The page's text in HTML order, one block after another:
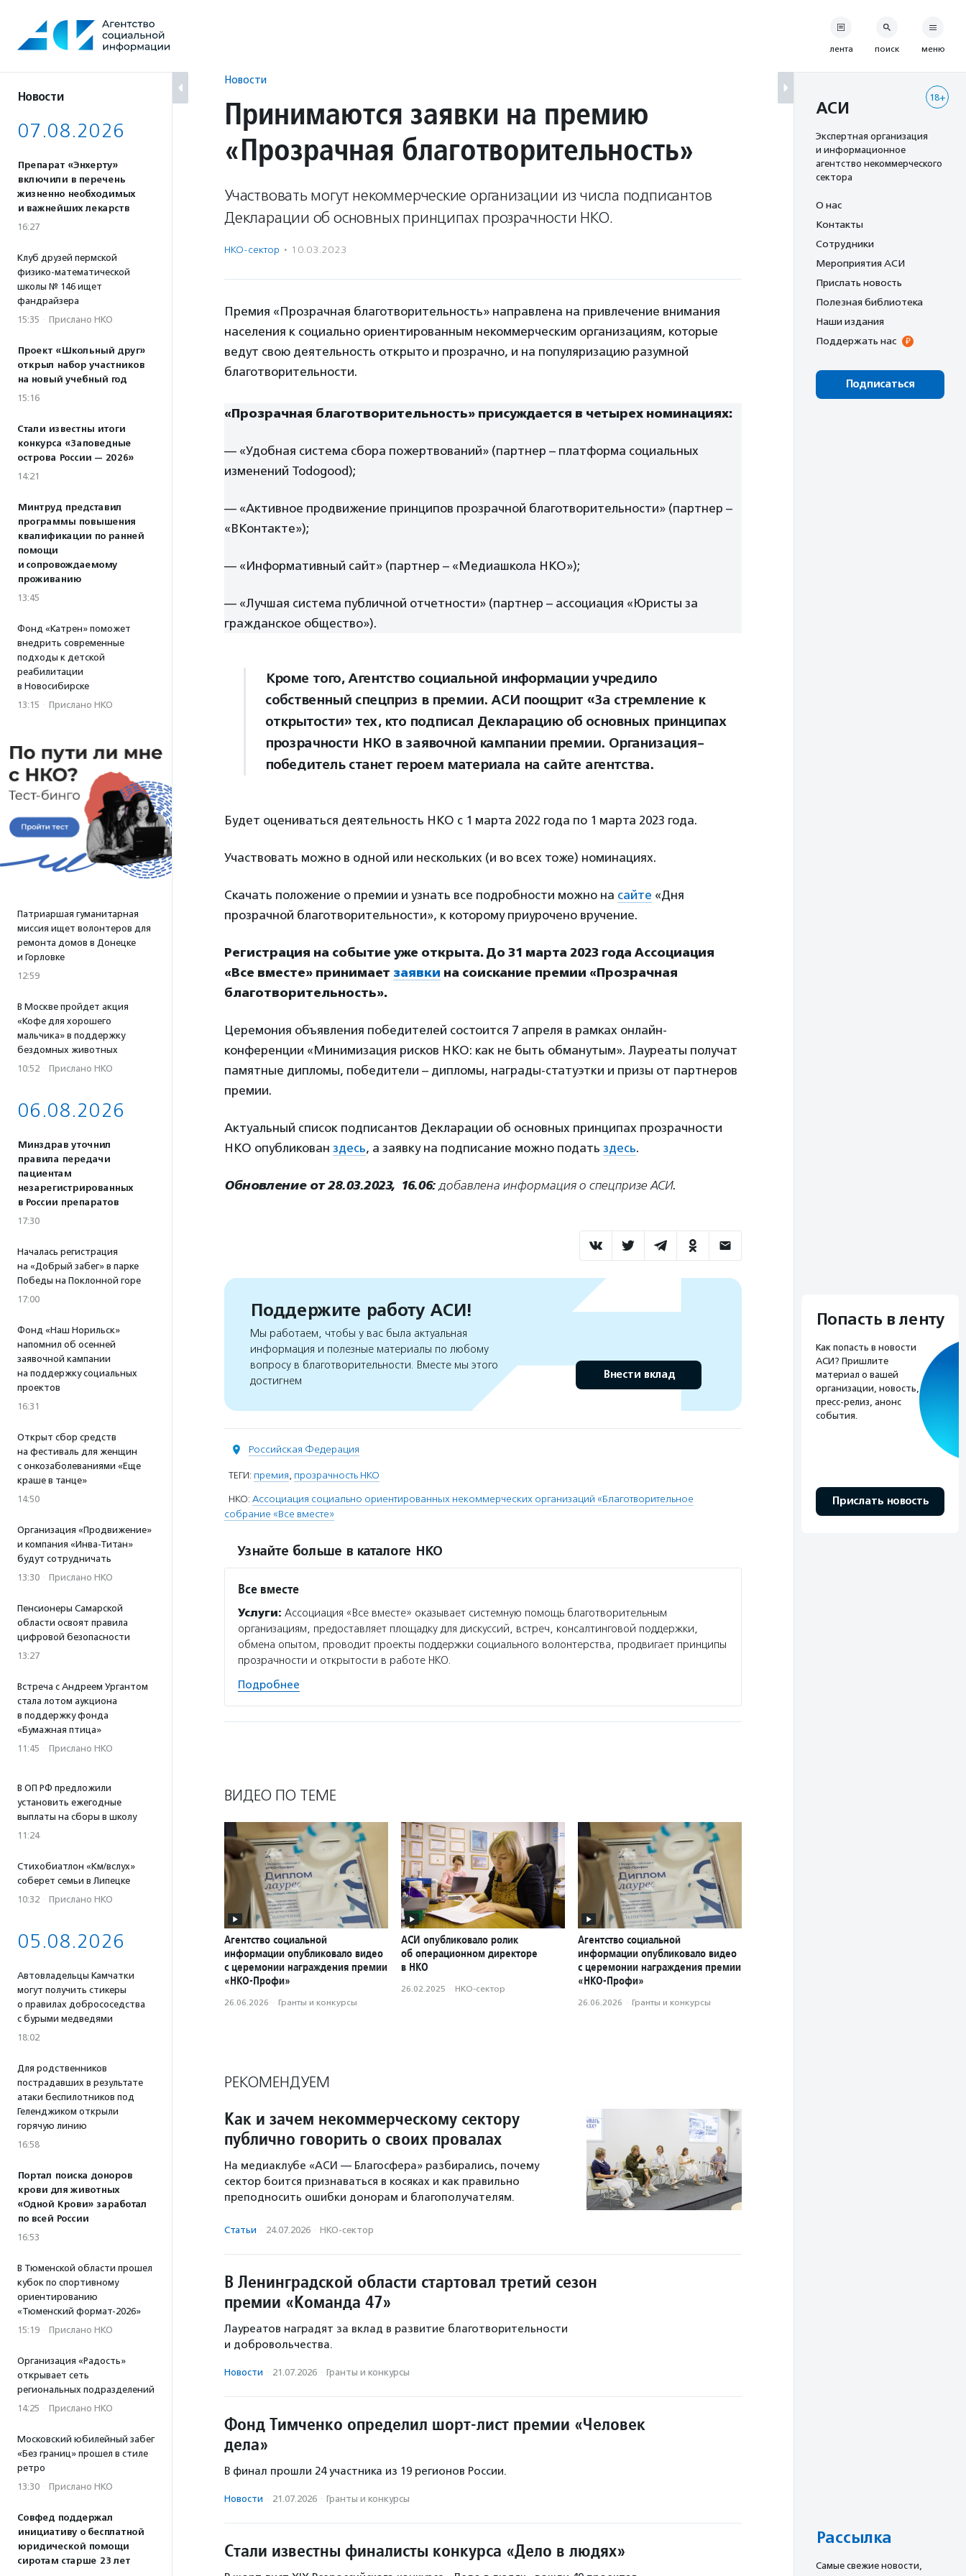
содержанию
Новости
07.08.2026
Препарат «Энхерту»
включили в перечень
жизненно необходимых
и важнейших лекарств
16:27
Клуб друзей пермской
физико-математической
школы № 146 ищет
фандрайзера
15:35 · Прислано НКО
Проект «Школьный друг»
открыл набор участников
на новый учебный год
15:16
Стали известны итоги
конкурса «Заповедные
острова России — 2026»
14:21
Минтруд представил
программы повышения
квалификации по ранней
помощи
и сопровождаемому
проживанию
13:45
Фонд «Катрен» поможет
внедрить современные
подходы к детской
реабилитации
в Новосибирске
13:15 · Прислано НКО
Патриаршая гуманитарная
миссия ищет волонтеров для
ремонта домов в Донецке
и Горловке
12:59
В Москве пройдет акция
«Кофе для хорошего
мальчика» в поддержку
бездомных животных
10:52 · Прислано НКО
06.08.2026
Минздрав уточнил
правила передачи
пациентам
незарегистрированных
в России препаратов
17:30
Началась регистрация
на «Добрый забег» в парке
Победы на Поклонной горе
17:00
Фонд «Наш Норильск»
напомнил об осенней
заявочной кампании
на поддержку социальных
проектов
16:31
Открыт сбор средств
на фестиваль для женщин
с онкозаболеваниями «Еще
краше в танце»
14:50
Организация «Продвижение»
и компания «Инва-Титан»
будут сотрудничать
13:30 · Прислано НКО
Пенсионеры Самарской
области освоят правила
цифровой безопасности
13:27
Встреча с Андреем Ургантом
стала лотом аукциона
в поддержку фонда
«Бумажная птица»
11:45 · Прислано НКО
В ОП РФ предложили
установить ежегодные
выплаты на сборы в школу
11:24
Стихобиатлон «Км/вслух»
соберет семьи в Липецке
10:32 · Прислано НКО
05.08.2026
Автовладельцы Камчатки
могут получить стикеры
о правилах добрососедства
с бурыми медведями
18:02
Для родственников
пострадавших в результате
атаки беспилотников под
Геленджиком открыли
горячую линию
16:58
Портал поиска доноров
крови для животных
«Одной Крови» заработал
по всей России
16:53
В Тюменской области прошел
кубок по спортивному
ориентированию
«Тюменский формат-2026»
15:19 · Прислано НКО
Организация «Радость»
открывает сеть
региональных подразделений
14:25 · Прислано НКО
Московский юбилейный забег
«Без границ» прошел в стиле
ретро
13:30 · Прислано НКО
Совфед поддержал
инициативу о бесплатной
юридической помощи
сиротам старше 23 лет
Новости
Принимаются заявки на премию
«Прозрачная благотворительность»
Участвовать могут некоммерческие организации из числа подписантов
Декларации об основных принципах прозрачности НКО.
НКО-сектор · 10.03.2023
Премия «Прозрачная благотворительность» направлена на привлечение внимания
населения к социально ориентированным некоммерческим организациям, которые
ведут свою деятельность открыто и прозрачно, и на популяризацию разумной
благотворительности.
«Прозрачная благотворительность» присуждается в четырех номинациях:
— «Удобная система сбора пожертвований» (партнер – платформа социальных
изменений Todogood);
— «Активное продвижение принципов прозрачной благотворительности» (партнер –
«ВКонтакте»);
— «Информативный сайт» (партнер – «Медиашкола НКО»);
— «Лучшая система публичной отчетности» (партнер – ассоциация «Юристы за
гражданское общество»).
Кроме того, Агентство социальной информации учредило
собственный спецприз в премии. АСИ поощрит «За стремление к
открытости» тех, кто подписал Декларацию об основных принципах
прозрачности НКО в заявочной кампании премии. Организация-
победитель станет героем материала на сайте агентства.
Будет оцениваться деятельность НКО с 1 марта 2022 года по 1 марта 2023 года.
Участвовать можно в одной или нескольких (и во всех тоже) номинациях.
Скачать положение о премии и узнать все подробности можно на сайте «Дня
прозрачной благотворительности», к которому приурочено вручение.
Регистрация на событие уже открыта. До 31 марта 2023 года Ассоциация
«Все вместе» принимает заявки на соискание премии «Прозрачная
благотворительность».
Церемония объявления победителей состоится 7 апреля в рамках онлайн-
конференции «Минимизация рисков НКО: как не быть обманутым». Лауреаты получат
памятные дипломы, победители – дипломы, награды-статуэтки и призы от партнеров
премии.
Актуальный список подписантов Декларации об основных принципах прозрачности
НКО опубликован здесь, а заявку на подписание можно подать здесь.
Обновление от 28.03.2023, 16.06: добавлена информация о спецпризе АСИ.
Поддержите работу АСИ!
Мы работаем, чтобы у вас была актуальная
информация и полезные материалы по любому
вопросу в благотворительности. Вместе мы этого
достигнем
Внести вклад
Российская Федерация
ТЕГИ: премия, прозрачность НКО
НКО: Ассоциация социально ориентированных некоммерческих организаций «Благотворительное
собрание «Все вместе»
Узнайте больше в каталоге НКО
Все вместе
Услуги: Ассоциация «Все вместе» оказывает системную помощь благотворительным
организациям, предоставляет площадку для дискуссий, встреч, консалтинговой поддержки,
обмена опытом, проводит проекты поддержки социального волонтерства, продвигает принципы
прозрачности и открытости в работе НКО.
Подробнее
ВИДЕО ПО ТЕМЕ
Агентство социальной
информации опубликовало видео
с церемонии награждения премии
«НКО-Профи»
26.06.2026 · Гранты и конкурсы
АСИ опубликовало ролик
об операционном директоре
в НКО
26.02.2025 · НКО-сектор
Агентство социальной
информации опубликовало видео
с церемонии награждения премии
«НКО-Профи»
26.06.2026 · Гранты и конкурсы
РЕКОМЕНДУЕМ
Как и зачем некоммерческому сектору
публично говорить о своих провалах
На медиаклубе «АСИ — Благосфера» разбирались, почему
сектор боится признаваться в косяках и как правильно
преподносить ошибки донорам и благополучателям.
Статьи · 24.07.2026 · НКО-сектор
В Ленинградской области стартовал третий сезон
премии «Команда 47»
Лауреатов наградят за вклад в развитие благотворительности
и добровольчества.
Новости · 21.07.2026 · Гранты и конкурсы
Фонд Тимченко определил шорт-лист премии «Человек
дела»
В финал прошли 24 участника из 19 регионов России.
Новости · 21.07.2026 · Гранты и конкурсы
Стали известны финалисты конкурса «Дело в людях»
лента поиск меню
18+
АСИ
Экспертная организация
и информационное
агентство некоммерческого
сектора
О нас
Контакты
Сотрудники
Мероприятия АСИ
Прислать новость
Полезная библиотека
Наши издания
Поддержать нас
Подписаться
Попасть в ленту
Как попасть в новости
АСИ? Пришлите
материал о вашей
организации, новость,
пресс-релиз, анонс
события.
Прислать новость
Рассылка
Cамые свежие новости,